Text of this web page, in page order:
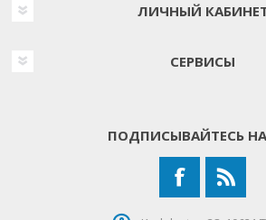
ЛИЧНЫЙ
СЕРВИСЫ
ПОДПИСЫВАЙТЕСЬ